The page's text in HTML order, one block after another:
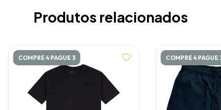
Produtos relacionados
COMPRE 4 PAGUE 3 COMPRE 4 PAGUE